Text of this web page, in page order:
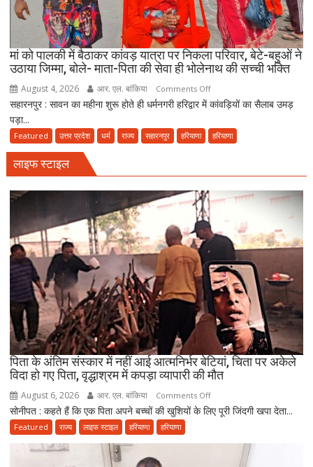
की
मस्जिद
में
पढ़ें
नमाज,
ही
मां को पालकी में बैठाकर कांवड़ यात्रा पर निकला परिवार, बेटे-बहुओं ने
उठाया जिम्मा, बोले- माता-पिता की सेवा ही भोलेनाथ की सच्ची भक्ति
August 4, 2026 आर. एल. बांकिया Comments Offon
मां
पालकी
यात्रा
निकला
परिवार,
बेटे-
बहुओं
ने
उठाया
जिम्मा,
बोले-
माता-
पिता
की
सेवा
ही
की
सहारनपुर : सावन का महीना शुरू होते ही धर्मनगरी हरिद्वार में कांवड़ियों का सैलाब उमड़
पड़ा...
Featured उत्तर प्रदेश धर्म राज्य सहारनपुर हरियाणा हरियाणा
लाइफ स्टाइल
पिता के अंतिम संस्कार में नहीं आई आत्मनिर्भर बेटियां, चिता पर अकेले
विदा हो गए पिता, वृद्धाश्रम में कपड़ा व्यापारी की मौत
August 6, 2026 आर. एल. बांकिया Comments Offon
पिता
सोनीपत : कहते हैं कि एक पिता अपने बच्चों की खुशियों के लिए पूरी जिंदगी खपा देता...
Featured राज्य लाइफ स्टाइल हरियाणा हरियाणा